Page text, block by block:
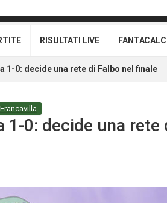
RISULTATI LIVE
1-0: decide una rete di Falbo nel finale
0: decide una rete